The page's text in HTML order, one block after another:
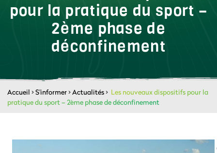
pour la pratique du sport –
2ème phase de
déconfinement
Accueil >S'informer>Actualités> Les nouveaux dispositifs pour la
pratique du sport – 2ème phase de déconfinement